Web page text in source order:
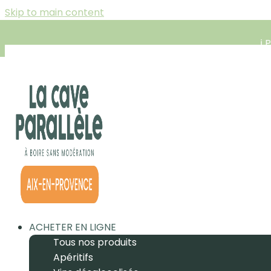
Skip to main content
ℹ️
ACHETER EN LIGNE
Tous nos produits
Apéritifs